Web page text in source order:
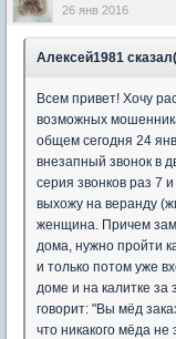
26 янв 2016
Алексей1981
Всем привет! Хочу
возможных
общем сегодня 24
внезапный звонок в
серия звонков раз 7
выхожу на веранду
женщина. Причем
дома, нужно пройти
и только потом уже
доме и на калитке за
говорит: "Вы мёд
что никакого мёда